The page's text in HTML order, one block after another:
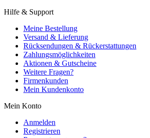
Hilfe & Support
Meine Bestellung
Versand & Lieferung
Rücksendungen & Rückerstattungen
Zahlungsmöglichkeiten
Aktionen & Gutscheine
Weitere Fragen?
Firmenkunden
Mein Kundenkonto
Mein Konto
Anmelden
Registrieren